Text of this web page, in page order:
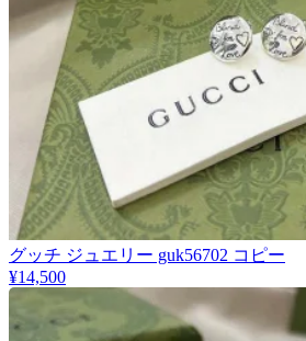
グッチ ジュエリー guk56702 コピー
¥14,500